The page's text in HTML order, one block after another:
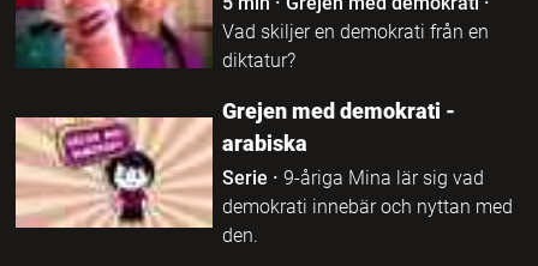
Vad skiljer en demokrati från en
diktatur?
Grejen med demokrati -
arabiska
Serie · 9-åriga Mina lär sig vad
demokrati innebär och nyttan med
den.